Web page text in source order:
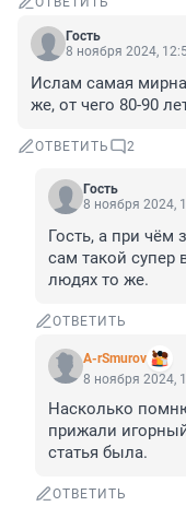
Гость
8 ноября 2024,
Ислам самая
же, от чего 80-90
ОТВЕТИТЬ 2
Гость
8 ноября 2024,
Гость, а при чём
сам такой супер
людях то же.
ОТВЕТИТЬ
A-rSmurov
8 ноября 2024,
Насколько
прижали
статья была.
ОТВЕТИТЬ